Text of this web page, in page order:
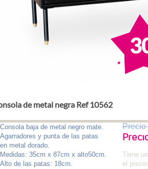
de metal negra Ref 10562
Consola baja de metal negro mate.
Agarradores y punta de las patas
en metal dorado.
Medidas: 35cm x 87cm x alto50cm.
Alto de las patas: 18cm.
Precio
Tiene
el